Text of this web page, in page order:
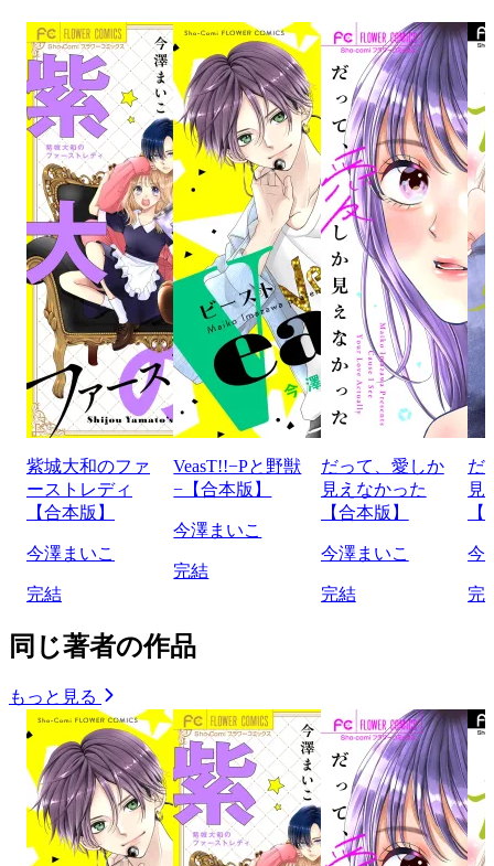
紫城大和のファ
ーストレディ
【合本版】
今澤まいこ
完結
VeasT!!−Pと野獣
−【合本版】
今澤まいこ
完結
だって、愛しか
見えなかった
【合本版】
今澤まいこ
完結
だ
見
今
完
同じ著者の作品
もっと見る